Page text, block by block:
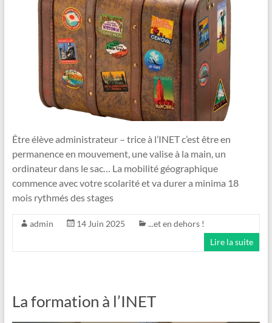
Être élève administrateur – trice à l’INET c’est être en
permanence en mouvement, une valise à la main, un
ordinateur dans le sac… La mobilité géographique
commence avec votre scolarité et va durer a minima 18
mois rythmés des stages
admin 14 Juin 2025
...et en dehors !
Lire la suite
La formation à l’INET